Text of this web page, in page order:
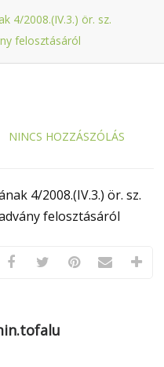
4/2008.(IV.3.) ör. sz.
felosztásáról
NINCS HOZZÁSZÓLÁS
4/2008.(IV.3.) ör. sz.
felosztásáról